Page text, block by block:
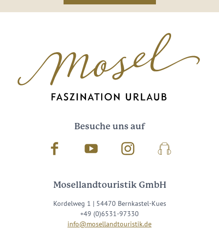
Besuche uns auf
Facebook Youtube InstagramPodcast
Mosellandtouristik GmbH
Kordelweg 1 | 54470 Bernkastel-Kues
+49 (0)6531-97330
info@mosellandtouristik.de